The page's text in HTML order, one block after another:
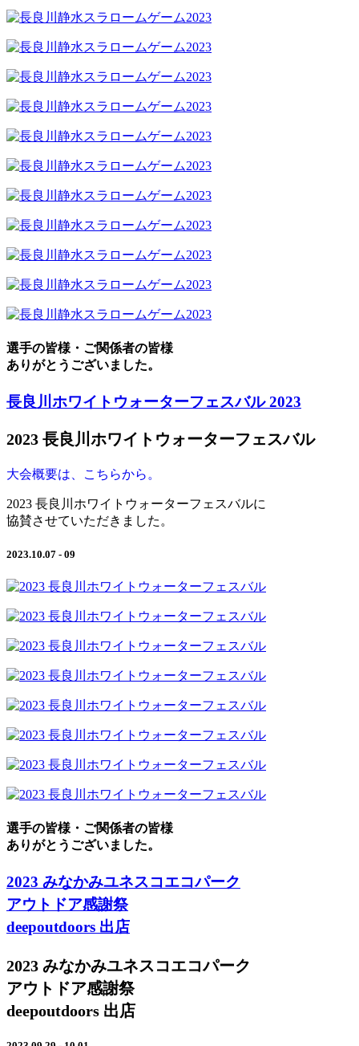
選手の皆様・ご関係者の皆様
ありがとうございました。
長良川ホワイトウォーターフェスバル 2023
2023 長良川ホワイトウォーターフェスバル
大会概要は、こちらから。
2023 長良川ホワイトウォーターフェスバルに
協賛させていただきました。
2023.10.07 - 09
選手の皆様・ご関係者の皆様
ありがとうございました。
2023 みなかみユネスコエコパーク
アウトドア感謝祭
deepoutdoors 出店
2023 みなかみユネスコエコパーク
アウトドア感謝祭
deepoutdoors 出店